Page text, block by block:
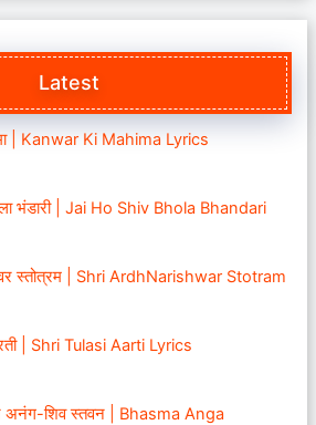
Latest
| Kanwar Ki Mahima Lyrics
भंडारी | Jai Ho Shiv Bhola Bhandari
स्तोत्रम | Shri ArdhNarishwar Stotram
| Shri Tulasi Aarti Lyrics
अनंग-शिव स्तवन | Bhasma Anga